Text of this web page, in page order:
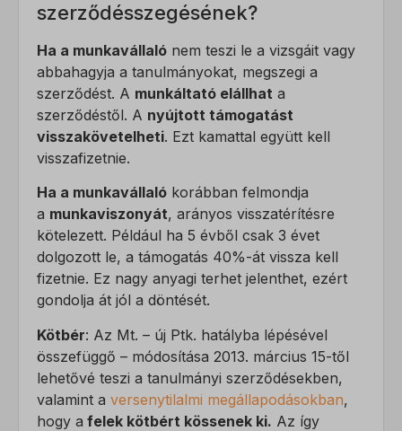
szerződésszegésének?
Ha a munkavállaló nem teszi le a vizsgáit vagy
abbahagyja a tanulmányokat, megszegi a
szerződést. A munkáltató elállhat a
szerződéstől. A nyújtott támogatást
visszakövetelheti. Ezt kamattal együtt kell
visszafizetnie.
Ha a munkavállaló korábban felmondja
a munkaviszonyát, arányos visszatérítésre
kötelezett. Például ha 5 évből csak 3 évet
dolgozott le, a támogatás 40%-át vissza kell
fizetnie. Ez nagy anyagi terhet jelenthet, ezért
gondolja át jól a döntését.
Kötbér: Az Mt. – új Ptk. hatályba lépésével
összefüggő – módosítása 2013. március 15-től
lehetővé teszi a tanulmányi szerződésekben,
valamint a versenytilalmi megállapodásokban,
hogy a felek kötbért kössenek ki. Az így
wp-settings-*
visitor
Részletek megjelenítése
_fbc
_gcl_au
Ez a kategória minden olyan sütit, domaint és szolgáltatást
magában foglal, amelyek nem tartoznak a megadott kategóriákba,
vagy amelyeket nem kategorizáltak.
Részletek megjelenítése
_dd_s
amp_*
fluentchat_id
perf_*
SL_GWPT_Show_Hide_tmp
SLO_G_WPT_TO
SLO_GWPT_Show_Hide_tmp